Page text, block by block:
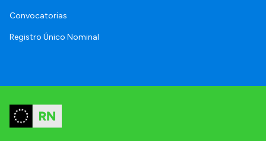
Convocatorias
Registro Único Nominal